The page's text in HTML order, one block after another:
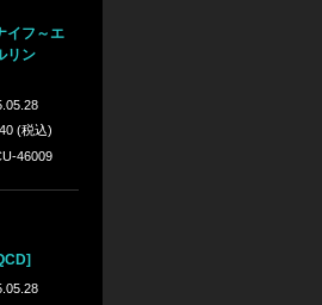
イフ～エ
リン
(税込)
46009